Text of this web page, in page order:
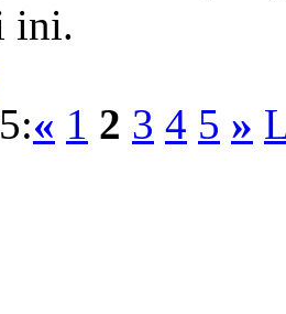
ini.
« 1 2 3 4 5 »